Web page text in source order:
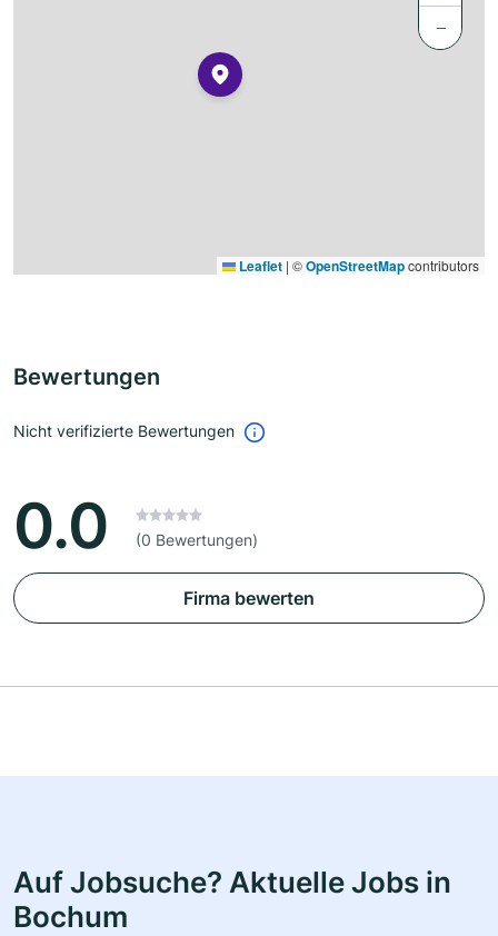
−
Leaflet | ©OpenStreetMapcontributors
Bewertungen
Nicht verifizierte Bewertungen
0.0 (0 Bewertungen)
Firma bewerten
Auf Jobsuche? Aktuelle Jobs in
Bochum